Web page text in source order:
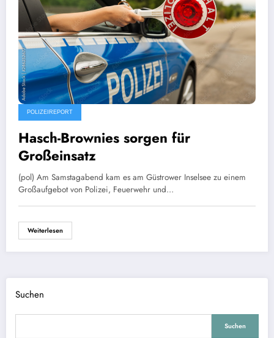
POLIZEIREPORT
Hasch-Brownies sorgen für
Großeinsatz
(pol) Am Samstagabend kam es am Güstrower Inselsee zu einem
Großaufgebot von Polizei, Feuerwehr und…
Weiterlesen
Suchen
Suchen